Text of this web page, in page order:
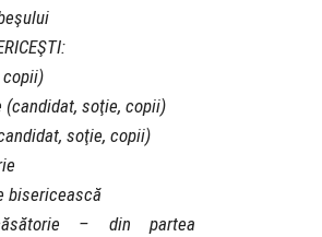
copii)
soţie, copii)
soţie, copii)
bisericească
– din partea